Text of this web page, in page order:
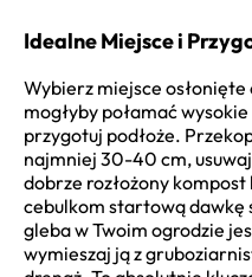
Idealne Miejsce i
Wybierz miejsce
mogłyby połamać
przygotuj podłoże.
najmniej 30-40 cm,
dobrze rozłożony
cebulkom startową dawkę
gleba w Twoim ogrodzie
wymieszaj ją z